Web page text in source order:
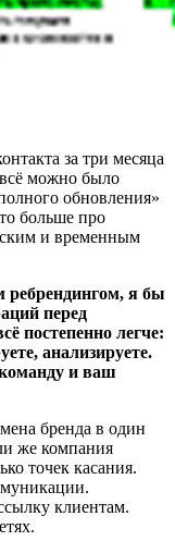
за три месяца
можно было
обновления»
больше про
и временным
ребрендингом, я бы
перед
постепенно легче:
анализируете.
и ваш
бренда в один
же компания
точек касания.
клиентам.